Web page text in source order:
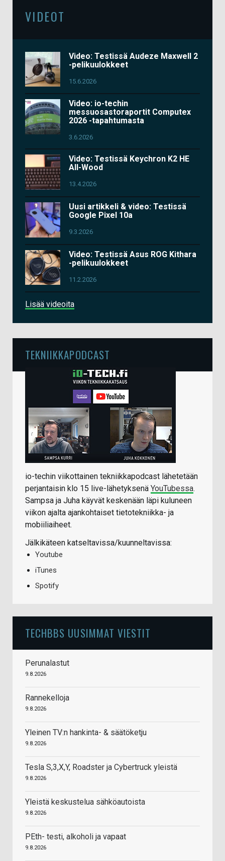
VIDEOT
Video: Testissä Audeze Maxwell 2
-pelikuulokkeet
15.6.2026
Video: io-techin
messuosastoraportit Computex
2026 -tapahtumasta
3.6.2026
Video: Testissä Keychron K2 HE
All-Wood
13.4.2026
Uusi artikkeli & video: Testissä
Google Pixel 10a
9.3.2026
Video: Testissä Asus ROG Kithara
-pelikuulokkeet
11.2.2026
Lisää videoita
TEKNIIKKAPODCAST
io-techin viikottainen tekniikkapodcast lähetetään
perjantaisin klo 15 live-lähetyksenä YouTubessa.
Sampsa ja Juha käyvät keskenään läpi kuluneen
viikon ajalta ajankohtaiset tietotekniikka- ja
mobiiliaiheet.
Jälkikäteen katseltavissa/kuunneltavissa:
Youtube
iTunes
Spotify
TECHBBS UUSIMMAT VIESTIT
Perunalastut
9.8.2026
Rannekelloja
9.8.2026
Yleinen TV:n hankinta- & säätöketju
9.8.2026
Tesla S,3,X,Y, Roadster ja Cybertruck yleistä
9.8.2026
Yleistä keskustelua sähköautoista
9.8.2026
PEth- testi, alkoholi ja vapaat
9.8.2026